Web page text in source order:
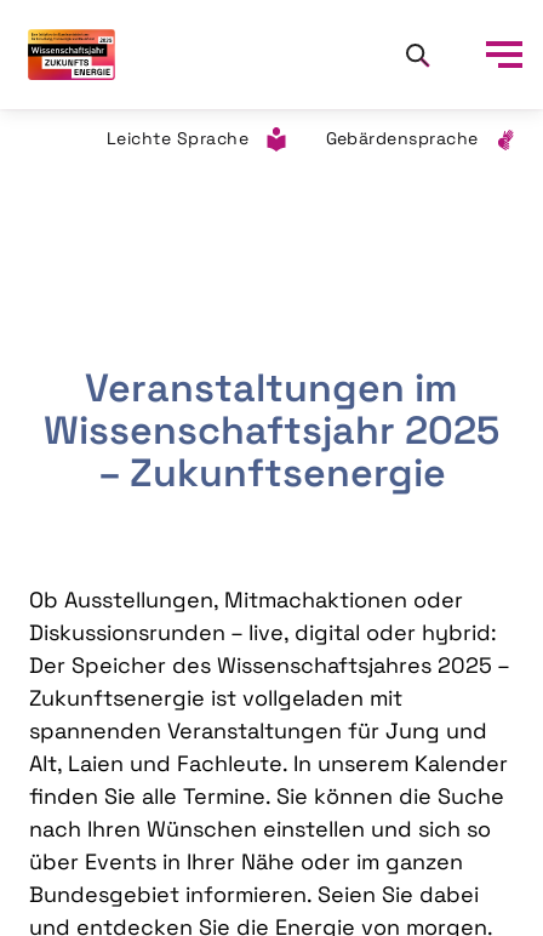
Leichte Sprache Gebärdensprache
Veranstaltungen im
Wissenschaftsjahr 2025
– Zukunftsenergie
Ob Ausstellungen, Mitmachaktionen oder
Diskussionsrunden – live, digital oder hybrid:
Der Speicher des Wissenschaftsjahres 2025 –
Zukunftsenergie ist vollgeladen mit
spannenden Veranstaltungen für Jung und
Alt, Laien und Fachleute. In unserem Kalender
finden Sie alle Termine. Sie können die Suche
nach Ihren Wünschen einstellen und sich so
über Events in Ihrer Nähe oder im ganzen
Bundesgebiet informieren. Seien Sie dabei
und entdecken Sie die Energie von morgen.